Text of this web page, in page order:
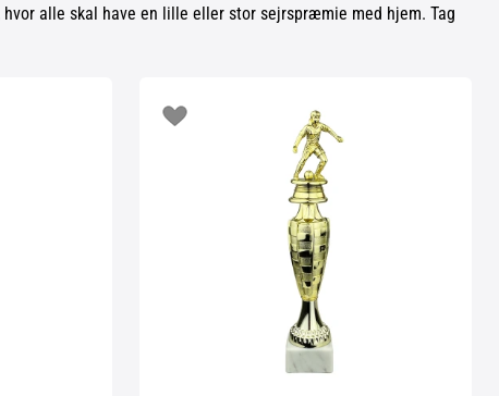
alle skal have en lille eller stor sejrspræmie med hjem. Tag